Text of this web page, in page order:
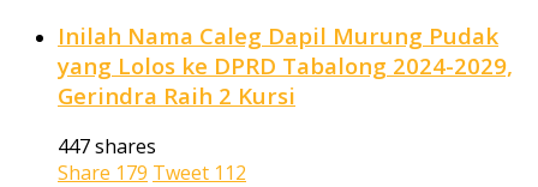
Inilah Nama Caleg Dapil Murung Pudak
yang Lolos ke DPRD Tabalong 2024-2029,
Gerindra Raih 2 Kursi
447 shares
Share 179 Tweet 112